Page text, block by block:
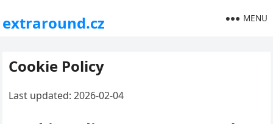
extraround.cz MENU
Cookie Policy
Last updated: 2026-02-04